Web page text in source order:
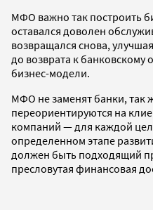
МФО важно так построить
оставался доволен
возвращался снова,
до возврата к банковскому
бизнес-модели.
МФО не заменят банки, так
переориентируются на
компаний — для каждой
определенном этапе
должен быть подходящий
пресловутая финансовая